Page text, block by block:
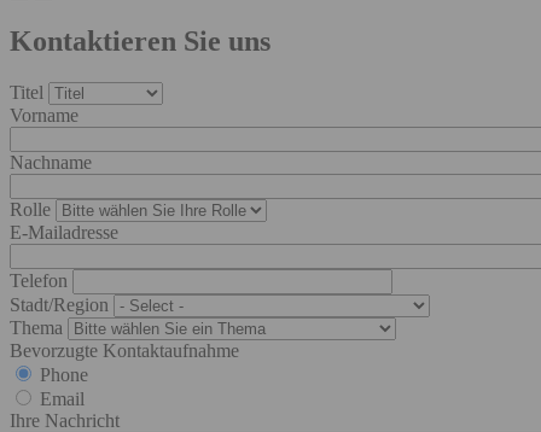
Kontaktieren Sie uns
Titel
Vorname
Nachname
Rolle
E-Mailadresse
Telefon
Stadt/Region
Thema
Bevorzugte Kontaktaufnahme
Phone
Email
Ihre Nachricht